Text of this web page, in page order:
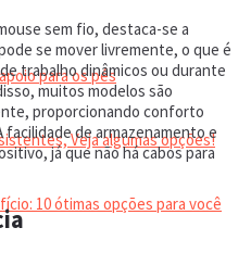
para os pés
Veja algumas opções!
10 ótimas opções para você
sem fio, destaca-se a
se mover livremente, o que é
trabalho dinâmicos ou durante
muitos modelos são
proporcionando conforto
de armazenamento e
já que não há cabos para